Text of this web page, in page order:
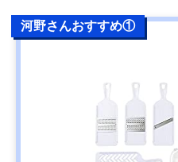
Amazonで見る
(Benriner) プロ
ェッショナル 万
野菜調理器 ベン
ナー No.64
河野さんおすすめ①